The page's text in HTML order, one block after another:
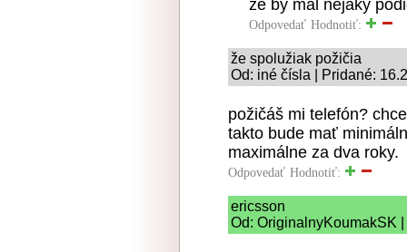
ze by mal nejaky
Odpovedať Hodnotiť:
že spolužiak požičia
Od: iné čísla | Pridané:
požičáš mi telefón?
takto bude mať
maximálne za dva roky.
Odpovedať Hodnotiť:
ericsson
Od: OriginalnyKoumakSK